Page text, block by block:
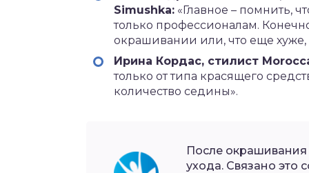
Simushka: «Главное – помнить,
только профессионалам.
окрашивании или, что еще хуже,
Ирина Кордаc, стилист
только от типа красящего
количество седины».
После
ухода. Связано это